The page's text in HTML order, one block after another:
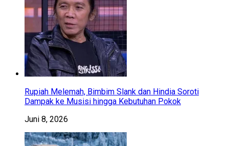
Rupiah Melemah, Bimbim Slank dan Hindia Soroti
Dampak ke Musisi hingga Kebutuhan Pokok
Juni 8, 2026